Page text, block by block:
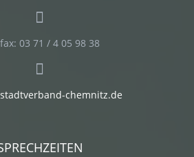
03 71 / 4 05 98 38
chemnitz.de